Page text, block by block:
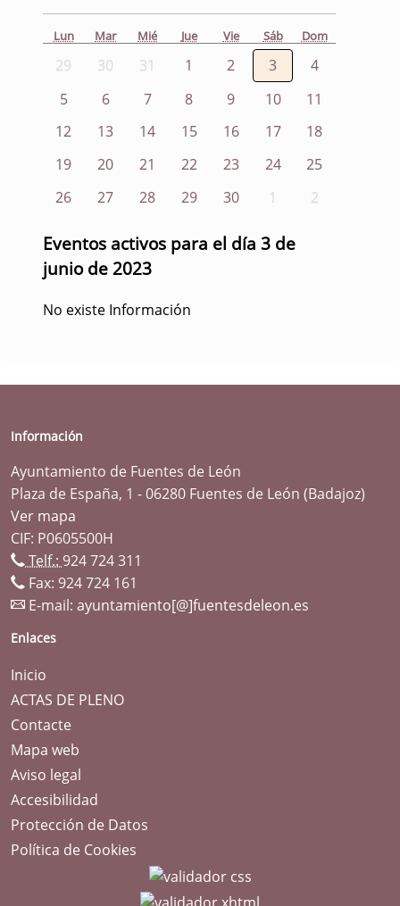
Lun Mar Mié Jue Vie Sáb Dom
29 30 31 1 2 3
4
5
6 7 8 9 10
11
12
13 14 15 16 17
18
19
20 21 22 23 24
25
26
27 28 29 30 1 2
Eventos activos para el día 3 de
junio de 2023
No existe Información
Información
Ayuntamiento de Fuentes de León
Plaza de España, 1 - 06280 Fuentes de León (Badajoz)
Ver mapa
CIF: P0605500H
Telf.: 924 724 311
Fax: 924 724 161
E-mail: ayuntamiento[@]fuentesdeleon.es
Enlaces
Inicio
ACTAS DE PLENO
Contacte
Mapa web
Aviso legal
Accesibilidad
Protección de Datos
Política de Cookies